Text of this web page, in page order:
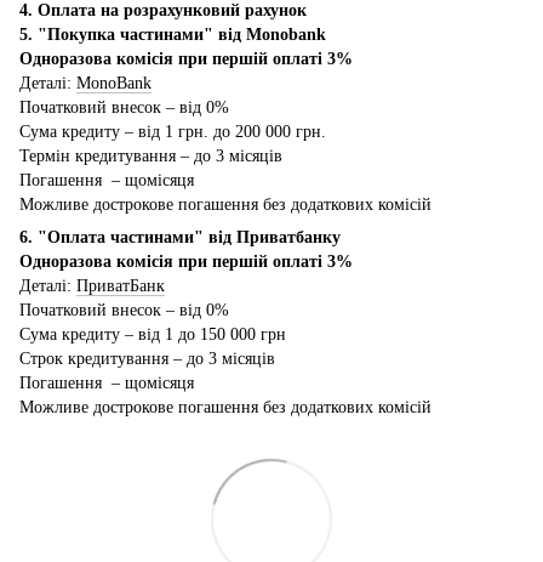
4. Оплата на розрахунковий рахунок
5. "Покупка частинами" від Monobank
Одноразова комісія при першій оплаті 3%
Деталі: MonoBank
Початковий внесок – від 0%
Сума кредиту – від 1 грн. до 200 000 грн.
Термін кредитування – до 3 місяців
Погашення – щомісяця
Можливе дострокове погашення без додаткових комісій
6. "Оплата частинами" від Приватбанку
Одноразова комісія при першій оплаті 3%
Деталі: ПриватБанк
Початковий внесок – від 0%
Сума кредиту – від 1 до 150 000 грн
Строк кредитування – до 3 місяців
Погашення – щомісяця
Можливе дострокове погашення без додаткових комісій